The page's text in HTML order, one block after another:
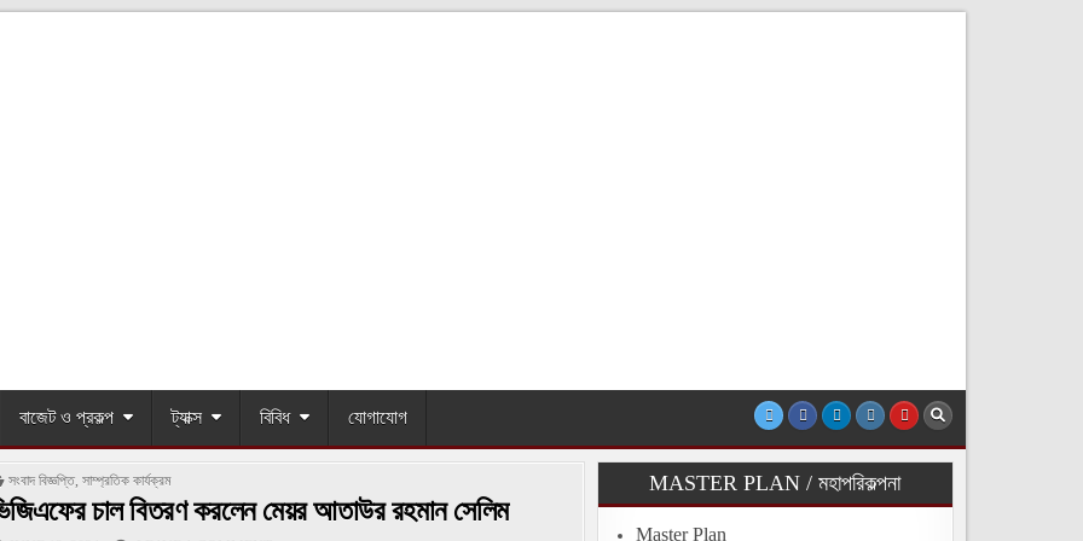
বাজেট ও প্রকল্প ট্যাক্স বিবিধ যোগাযোগ
POSTED
IN
সংবাদ বিজ্ঞপ্তি ,সাম্প্রতিক কার্যক্রম
চাল বিতরণ করলেন মেয়র আতাউর রহমান সেলিম
MASTER PLAN / মহাপরিকল্পনা
Master Plan